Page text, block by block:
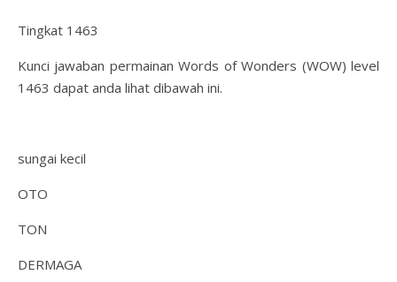
Tingkat 1463
Kunci jawaban permainan Words of Wonders (WOW) level
1463 dapat anda lihat dibawah ini.
sungai kecil
OTO
TON
DERMAGA